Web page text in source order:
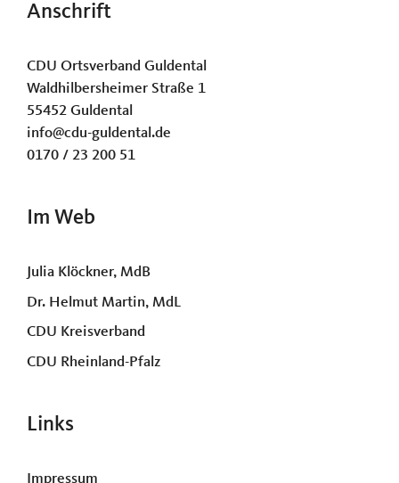
Anschrift
CDU Ortsverband Guldental
Waldhilbersheimer Straße 1
55452 Guldental
info@cdu-guldental.de
0170 / 23 200 51
Im Web
Julia Klöckner, MdB
Dr. Helmut Martin, MdL
CDU Kreisverband
CDU Rheinland-Pfalz
Links
Impressum